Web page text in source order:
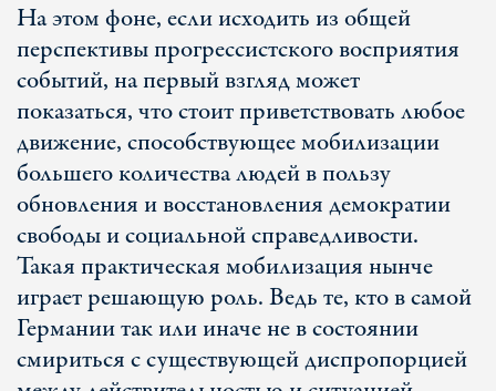
На этом фоне, если исходить из общей
перспективы прогрессистского восприятия
событий, на первый взгляд может
показаться, что стоит приветствовать любое
движение, способствующее мобилизации
большего количества людей в пользу
обновления и восстановления демократии
свободы и социальной справедливости.
Такая практическая мобилизация нынче
играет решающую роль. Ведь те, кто в самой
Германии так или иначе не в состоянии
смириться с существующей диспропорцией